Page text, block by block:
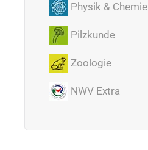
Physik & Chemie
Pilzkunde
Zoologie
NWV Extra